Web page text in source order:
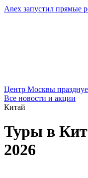
Anex запустил прямые
Центр Москвы
Все новости и акции
Китай
Туры в
2026